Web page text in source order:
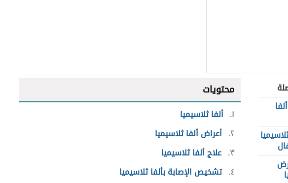
محتويات
١ ألفا ثلاسيميا
٢ أعراض ألفا ثلاسيميا
٣ علاج ألفا ثلاسيميا
٤ تشخيص الإصابة بألفا ثلاسيميا